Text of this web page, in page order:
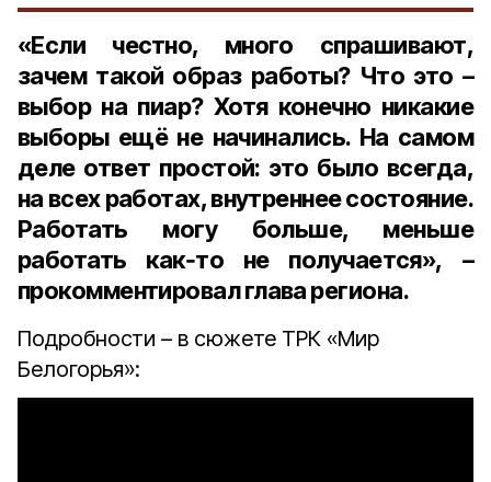
«Если честно, много спрашивают,
зачем такой образ работы? Что это –
выбор на пиар? Хотя конечно никакие
выборы ещё не начинались. На самом
деле ответ простой: это было всегда,
на всех работах, внутреннее состояние.
Работать могу больше, меньше
работать как‑то не получается», –
прокомментировал глава региона.
Подробности – в сюжете ТРК «Мир
Белогорья»: